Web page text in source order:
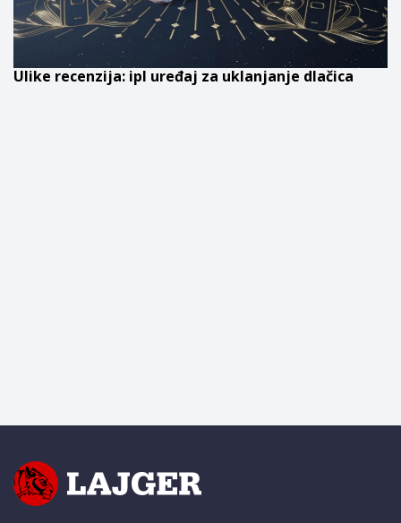
Ulike recenzija: ipl uređaj za uklanjanje dlačica